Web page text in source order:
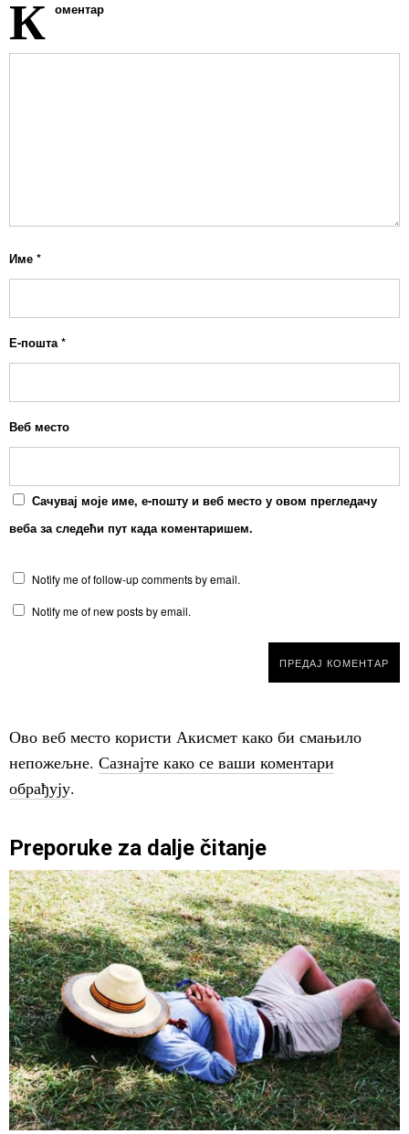
К оментар
Име *
Е-пошта *
Веб место
Сачувај моје име, е-пошту и веб место у овом прегледачу
веба за следећи пут када коментаришем.
Notify me of follow-up comments by email.
Notify me of new posts by email.
Ово веб место користи Акисмет како би смањило
непожељне. Сазнајте како се ваши коментари
обрађују.
Preporuke za dalje čitanje